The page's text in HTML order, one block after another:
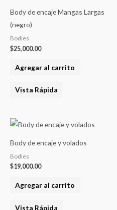
Body de encaje Mangas Largas
(negro)
Bodies
$25,000.00
Agregar al carrito
Vista Rápida
Body de encaje y volados
Bodies
$19,000.00
Agregar al carrito
Vista Rápida